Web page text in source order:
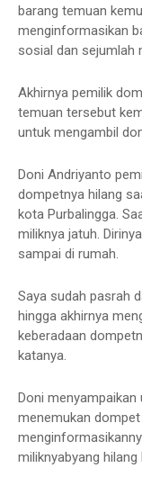
barang temuan
menginformasikan
sosial dan sejumlah
Akhirnya pemilik
temuan tersebut
untuk mengambil
Doni Andriyanto
dompetnya hilang
kota Purbalingga.
miliknya jatuh.
sampai di rumah.
Saya sudah pasrah
hingga akhirnya
keberadaan
katanya.
Doni
menemukan
miliknyabyang